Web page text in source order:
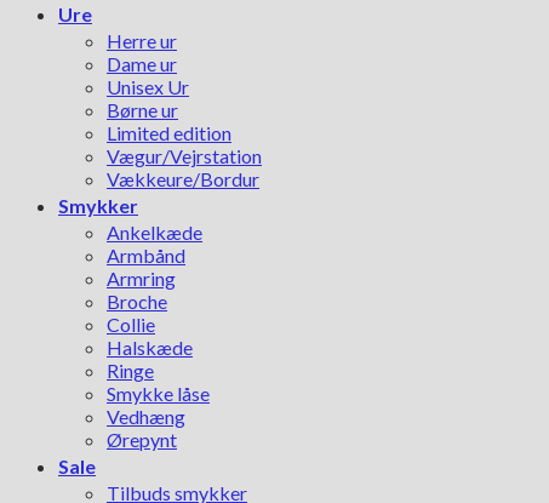
Ure
Herre ur
Dame ur
Unisex Ur
Børne ur
Limited edition
Vægur/Vejrstation
Vækkeure/Bordur
Smykker
Ankelkæde
Armbånd
Armring
Broche
Collie
Halskæde
Ringe
Smykke låse
Vedhæng
Ørepynt
Sale
Tilbuds smykker